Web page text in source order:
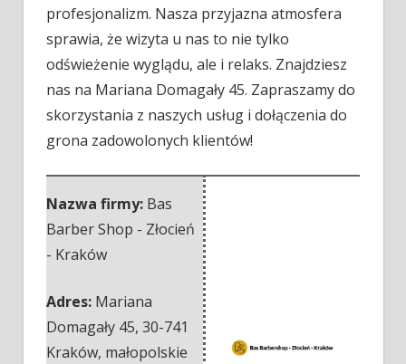
profesjonalizm. Nasza przyjazna atmosfera
sprawia, że wizyta u nas to nie tylko
odświeżenie wyglądu, ale i relaks. Znajdziesz
nas na Mariana Domagały 45. Zapraszamy do
skorzystania z naszych usług i dołączenia do
grona zadowolonych klientów!
Nazwa firmy: Bas
Barber Shop - Złocień
- Kraków
Adres: Mariana
Domagały 45, 30-741
Kraków, małopolskie